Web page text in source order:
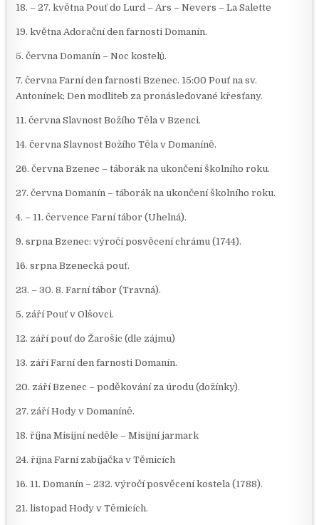
18. – 27. května Pouť do Lurd – Ars – Nevers – La Salette
19. května Adorační den farnosti Domanín.
5. června Domanín – Noc kostelů.
7. června Farní den farnosti Bzenec. 15:00 Pouť na sv.
Antonínek; Den modliteb za pronásledované křesťany.
11. června Slavnost Božího Těla v Bzenci.
14. června Slavnost Božího Těla v Domaníně.
26. června Bzenec – táborák na ukončení školního roku.
27. června Domanín – táborák na ukončení školního roku.
4. – 11. července Farní tábor (Uhelná).
9. srpna Bzenec: výročí posvěcení chrámu (1744).
16. srpna Bzenecká pouť.
23. – 30. 8. Farní tábor (Travná).
5. září Pouť v Olšovci.
12. září pouť do Žarošic (dle zájmu)
13. září Farní den farnosti Domanín.
20. září Bzenec – poděkování za úrodu (dožínky).
27. září Hody v Domaníně.
18. října Misijní neděle – Misijní jarmark
24. října Farní zabíjačka v Těmicích
16. 11. Domanín – 232. výročí posvěcení kostela (1788).
21. listopad Hody v Těmicích.